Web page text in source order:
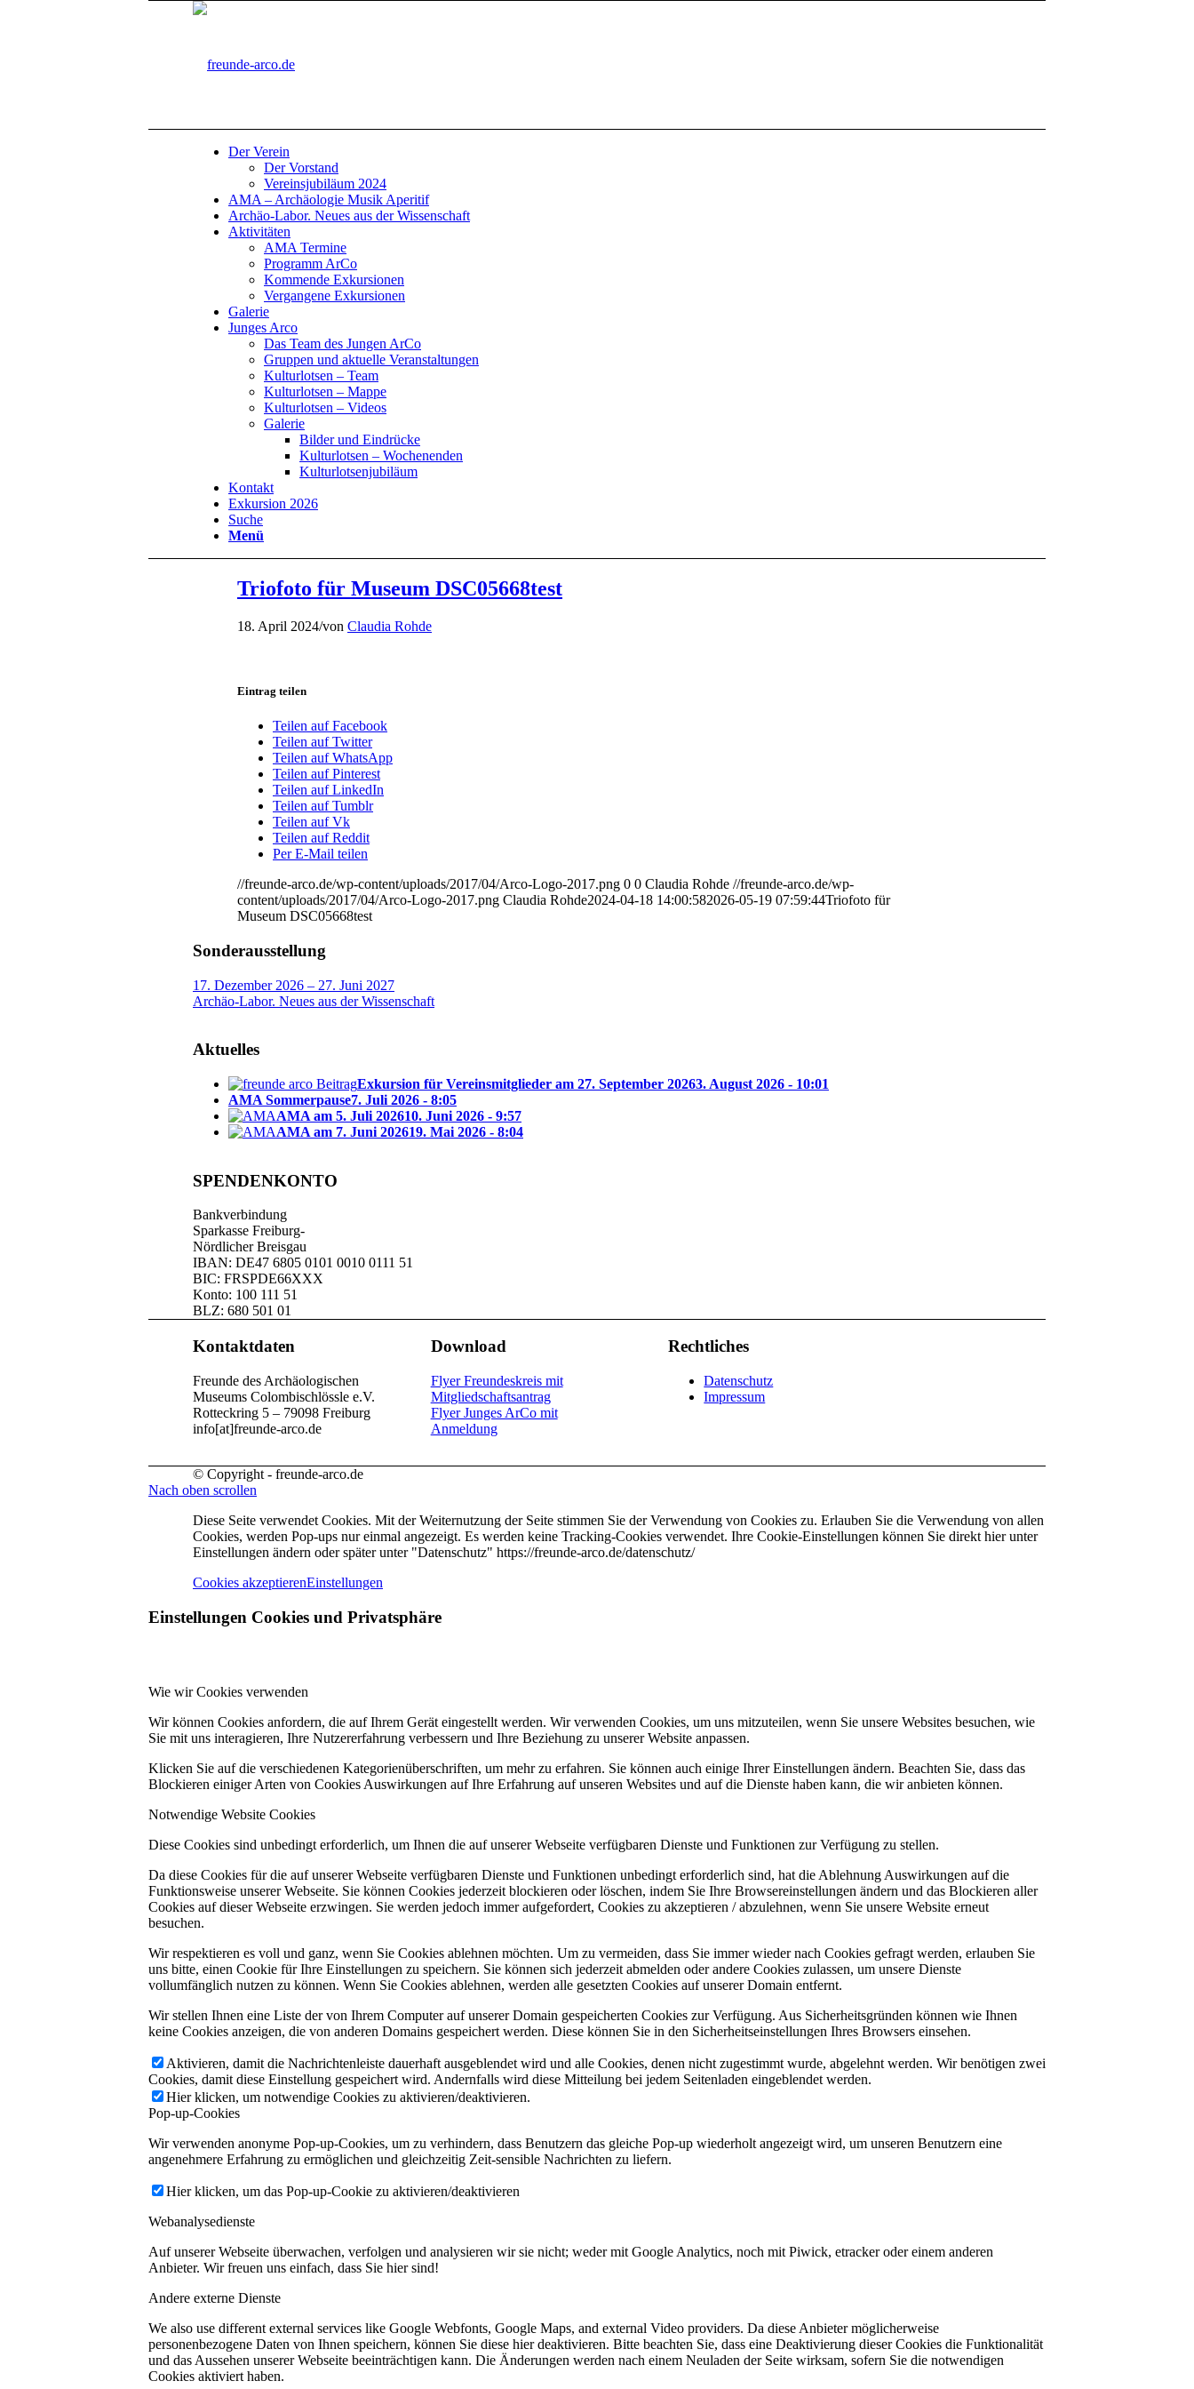
Der Verein
Der Vorstand
Vereinsjubiläum 2024
AMA – Archäologie Musik Aperitif
Archäo-Labor. Neues aus der Wissenschaft
Aktivitäten
AMA Termine
Programm ArCo
Kommende Exkursionen
Vergangene Exkursionen
Galerie
Junges Arco
Das Team des Jungen ArCo
Gruppen und aktuelle Veranstaltungen
Kulturlotsen – Team
Kulturlotsen – Mappe
Kulturlotsen – Videos
Galerie
Bilder und Eindrücke
Kulturlotsen – Wochenenden
Kulturlotsenjubiläum
Kontakt
Exkursion 2026
Suche
Menü
Triofoto für Museum DSC05668test
18. April 2024/von Claudia Rohde
Eintrag teilen
Teilen auf Facebook
Teilen auf Twitter
Teilen auf WhatsApp
Teilen auf Pinterest
Teilen auf LinkedIn
Teilen auf Tumblr
Teilen auf Vk
Teilen auf Reddit
Per E-Mail teilen
//freunde-arco.de/wp-content/uploads/2017/04/Arco-Logo-2017.png 0 0 Claudia Rohde //freunde-arco.de/wp-
content/uploads/2017/04/Arco-Logo-2017.png Claudia Rohde2024-04-18 14:00:582026-05-19 07:59:44Triofoto für
Museum DSC05668test
Sonderausstellung
17. Dezember 2026 – 27. Juni 2027
Archäo-Labor. Neues aus der Wissenschaft
Aktuelles
Exkursion für Vereinsmitglieder am 27. September 20263. August 2026 - 10:01
AMA Sommerpause7. Juli 2026 - 8:05
AMA am 5. Juli 202610. Juni 2026 - 9:57
AMA am 7. Juni 202619. Mai 2026 - 8:04
SPENDENKONTO
Bankverbindung
Sparkasse Freiburg-
Nördlicher Breisgau
IBAN: DE47 6805 0101 0010 0111 51
BIC: FRSPDE66XXX
Konto: 100 111 51
BLZ: 680 501 01
Kontaktdaten
Freunde des Archäologischen
Museums Colombischlössle e.V.
Rotteckring 5 – 79098 Freiburg
info[at]freunde-arco.de
Download
Flyer Freundeskreis mit
Mitgliedschaftsantrag
Flyer Junges ArCo mit
Anmeldung
Rechtliches
Datenschutz
Impressum
© Copyright - freunde-arco.de
Nach oben scrollen
Diese Seite verwendet Cookies. Mit der Weiternutzung der Seite stimmen Sie der Verwendung von Cookies zu. Erlauben Sie die Verwendung von allen
Cookies, werden Pop-ups nur einmal angezeigt. Es werden keine Tracking-Cookies verwendet. Ihre Cookie-Einstellungen können Sie direkt hier unter
Einstellungen ändern oder später unter "Datenschutz" https://freunde-arco.de/datenschutz/
Cookies akzeptierenEinstellungen
Einstellungen Cookies und Privatsphäre
Wie wir Cookies verwenden
Wir können Cookies anfordern, die auf Ihrem Gerät eingestellt werden. Wir verwenden Cookies, um uns mitzuteilen, wenn Sie unsere Websites besuchen, wie
Sie mit uns interagieren, Ihre Nutzererfahrung verbessern und Ihre Beziehung zu unserer Website anpassen.
Klicken Sie auf die verschiedenen Kategorienüberschriften, um mehr zu erfahren. Sie können auch einige Ihrer Einstellungen ändern. Beachten Sie, dass das
Blockieren einiger Arten von Cookies Auswirkungen auf Ihre Erfahrung auf unseren Websites und auf die Dienste haben kann, die wir anbieten können.
Notwendige Website Cookies
Diese Cookies sind unbedingt erforderlich, um Ihnen die auf unserer Webseite verfügbaren Dienste und Funktionen zur Verfügung zu stellen.
Da diese Cookies für die auf unserer Webseite verfügbaren Dienste und Funktionen unbedingt erforderlich sind, hat die Ablehnung Auswirkungen auf die
Funktionsweise unserer Webseite. Sie können Cookies jederzeit blockieren oder löschen, indem Sie Ihre Browsereinstellungen ändern und das Blockieren aller
Cookies auf dieser Webseite erzwingen. Sie werden jedoch immer aufgefordert, Cookies zu akzeptieren / abzulehnen, wenn Sie unsere Website erneut
besuchen.
Wir respektieren es voll und ganz, wenn Sie Cookies ablehnen möchten. Um zu vermeiden, dass Sie immer wieder nach Cookies gefragt werden, erlauben Sie
uns bitte, einen Cookie für Ihre Einstellungen zu speichern. Sie können sich jederzeit abmelden oder andere Cookies zulassen, um unsere Dienste
vollumfänglich nutzen zu können. Wenn Sie Cookies ablehnen, werden alle gesetzten Cookies auf unserer Domain entfernt.
Wir stellen Ihnen eine Liste der von Ihrem Computer auf unserer Domain gespeicherten Cookies zur Verfügung. Aus Sicherheitsgründen können wie Ihnen
keine Cookies anzeigen, die von anderen Domains gespeichert werden. Diese können Sie in den Sicherheitseinstellungen Ihres Browsers einsehen.
Aktivieren, damit die Nachrichtenleiste dauerhaft ausgeblendet wird und alle Cookies, denen nicht zugestimmt wurde, abgelehnt werden. Wir benötigen zwei
Cookies, damit diese Einstellung gespeichert wird. Andernfalls wird diese Mitteilung bei jedem Seitenladen eingeblendet werden.
Hier klicken, um notwendige Cookies zu aktivieren/deaktivieren.
Pop-up-Cookies
Wir verwenden anonyme Pop-up-Cookies, um zu verhindern, dass Benutzern das gleiche Pop-up wiederholt angezeigt wird, um unseren Benutzern eine
angenehmere Erfahrung zu ermöglichen und gleichzeitig Zeit-sensible Nachrichten zu liefern.
Hier klicken, um das Pop-up-Cookie zu aktivieren/deaktivieren
Webanalysedienste
Auf unserer Webseite überwachen, verfolgen und analysieren wir sie nicht; weder mit Google Analytics, noch mit Piwick, etracker oder einem anderen
Anbieter. Wir freuen uns einfach, dass Sie hier sind!
Andere externe Dienste
We also use different external services like Google Webfonts, Google Maps, and external Video providers. Da diese Anbieter möglicherweise
personenbezogene Daten von Ihnen speichern, können Sie diese hier deaktivieren. Bitte beachten Sie, dass eine Deaktivierung dieser Cookies die Funktionalität
und das Aussehen unserer Webseite beeinträchtigen kann. Die Änderungen werden nach einem Neuladen der Seite wirksam, sofern Sie die notwendigen
Cookies aktiviert haben.